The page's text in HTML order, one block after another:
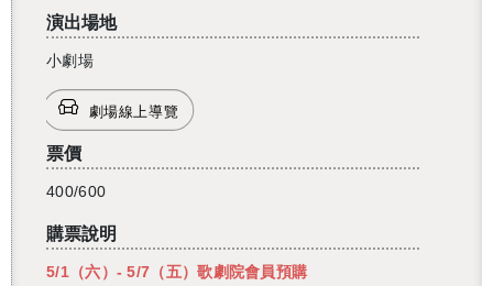
演出場地
小劇場
劇場線上導覽
票價
400/600
購票說明
5/1（六）- 5/7（五）歌劇院會員預購